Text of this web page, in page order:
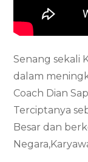
Senang sekali
dalam
Coach Dian
Terciptanya
Besar dan